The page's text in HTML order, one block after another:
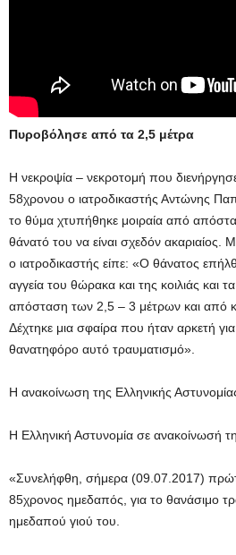
Πυροβόλησε από τα 2,5 μέτρα
Η νεκροψία – νεκροτομή που
58χρονου ο ιατροδικαστής Αντώνης
το θύμα χτυπήθηκε μοιραία από
θάνατό του να είναι σχεδόν ακαριαίος.
ο ιατροδικαστής είπε: «Ο θάνατος
αγγεία του θώρακα και της κοιλιάς και
απόσταση των 2,5 – 3 μέτρων και από
Δέχτηκε μια σφαίρα που ήταν αρκετή
θανατηφόρο αυτό τραυματισμό».
Η ανακοίνωση της Ελληνικής
Η Ελληνική Αστυνομία σε ανακοίνωσή
«Συνελήφθη, σήμερα (09.07.2017)
85χρονος ημεδαπός, για το θανάσιμο
ημεδαπού γιού του.